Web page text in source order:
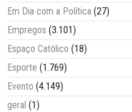
Em Dia com a Política (27)
Empregos (3.101)
Espaço Católico (18)
Esporte (1.769)
Evento (4.149)
geral (1)